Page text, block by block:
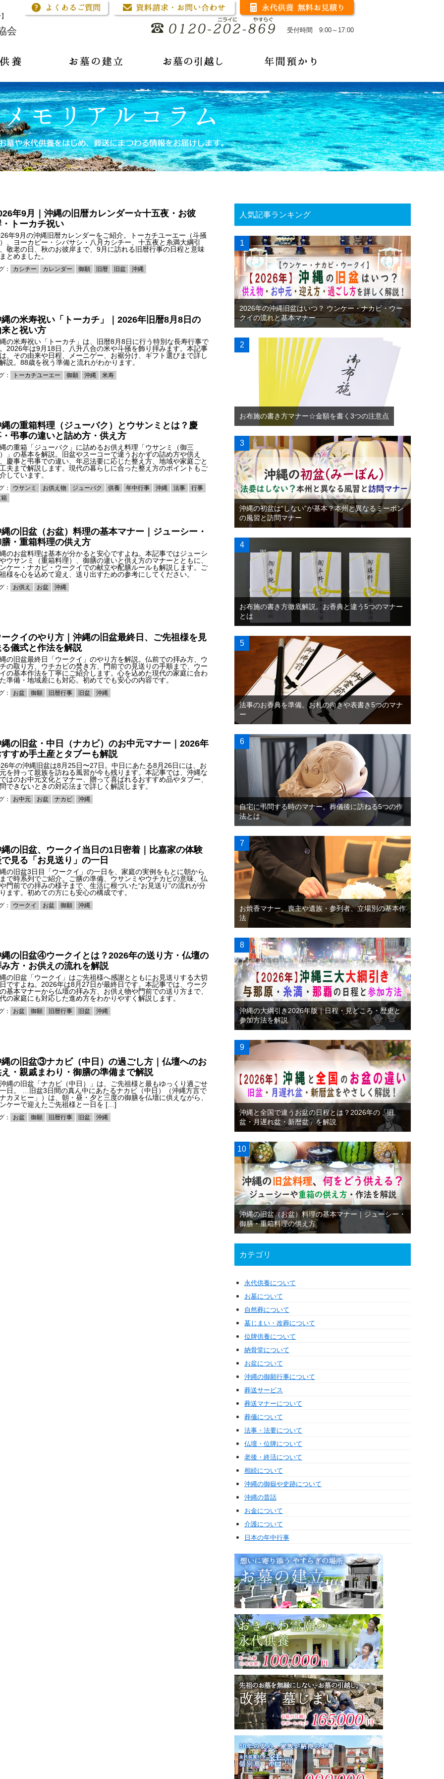
会 受付時間 9:00～17:00
年9月｜沖縄の旧暦カレンダー☆十五夜・お彼
トーカチ祝い
年9月の沖縄旧暦カレンダーをご紹介。トーカチユーエー（斗掻
、ヨーカビー・シバサシ・八月カシチー、十五夜と糸満大綱引
敬老の日、秋のお彼岸まで、9月に訪れる旧暦行事の日程と意味
とめました。
： カシチー カレンダー 御願 旧暦 旧盆 沖縄
の米寿祝い「トーカチ」｜2026年旧暦8月8日の
と祝い方
の米寿祝い「トーカチ」は、旧暦8月8日に行う特別な長寿行事で
2026年は9月18日、八升八合の米や斗掻を飾り拝みます。本記事
、その由来や日程、メーニゲー、お裾分け、ギフト選びまで詳し
説。88歳を祝う準備と流れがわかります。
： トーカチユーエー 御願 沖縄 米寿
の重箱料理（ジューバク）とウサンミとは？慶
弔事の違いと詰め方・供え方
の重箱「ジューバク」に詰めるお供え料理「ウサンミ（御三
」の基本を解説。旧盆やスーコーで違うおかずの詰め方や供え
慶事と弔事での違い、年忌法要に応じた整え方、地域や家庭ごと
夫まで解説します。現代の暮らしに合った整え方のポイントもご
しています。
： ウサンミ お供え物 ジューバク 供養 年中行事 沖縄 法事
行事
の旧盆（お盆）料理の基本マナー｜ジューシー・
・重箱料理の供え方
のお盆料理は基本が分かると安心ですよね。本記事ではジューシ
ウサンミ（重箱料理）、御膳の違いと供え方のマナーとともに、
ケー・ナカビ・ウークイでの献立や配膳ルールも解説します。ご
様を心を込めて迎え、送り出すための参考にしてください。
： お供え お盆 沖縄
クイのやり方｜沖縄の旧盆最終日、ご先祖様を見
儀式と作法を解説
の旧盆最終日「ウークイ」のやり方を解説。仏前での拝み方、ウ
の取り方、ウチカビの焚き方、門前での見送りの手順まで、ウー
の基本作法を丁寧にご紹介します。心を込めた現代の家庭に合わ
準備・地域差にも対応。初めてでも安心の内容です。
： お盆 御願 旧暦行事 旧盆 沖縄
の旧盆・中日（ナカビ）のお中元マナー｜2026年
すめ手土産とタブーも解説
年の沖縄旧盆は8月25日〜27日。中日にあたる8月26日には、お
を持って親族を訪ねる風習が今も残ります。本記事では、沖縄な
はのお中元文化とマナー、贈って喜ばれるおすすめ品やタブー、
できないときの対応法まで詳しく解説します。
： お中元 お盆 ナカビ 沖縄
の旧盆、ウークイ当日の1日密着｜比嘉家の体験
見る「お見送り」の一日
の旧盆3日目「ウークイ」の一日を、家庭の実例をもとに朝から
で時系列でご紹介。ご膳の準備、ウサンミやウチカビの意味、仏
門前での拝みの様子まで、生活に根づいた“お見送り”の流れが分
ます。初めての方にも安心の構成です。
： ウークイ お盆 御願 沖縄
の旧盆④ウークイとは？2026年の送り方・仏壇の
方・お供えの流れを解説
の旧盆「ウークイ」はご先祖様へ感謝とともにお見送りする大切
ですよね。2026年は8月27日が最終日です。本記事では、ウーク
基本マナーから仏壇の拝み方、お供え物や門前での送り方まで、
の家庭にも対応した進め方をわかりやすく解説します。
： お盆 御願 旧暦行事 旧盆 沖縄
の旧盆③ナカビ（中日）の過ごし方｜仏壇へのお
・親戚まわり・御膳の準備まで解説
縄の旧盆「ナカビ（中日）」は、ご先祖様と最もゆっくり過ごせ
日。 …旧盆3日間の真ん中にあたるナカビ（中日）（沖縄方言で
カヌヒー」）は、朝・昼・夕と三度の御膳を仏壇に供えながら、
ケーで迎えたご先祖様と一日を […]
： お盆 御願 旧暦行事 旧盆 沖縄
人気記事ランキング
2026年の沖縄旧盆はいつ？ ウンケー・ナカビ・ウー
クイの流れと基本マナー
お布施の書き方マナー☆金額を書く3つの注意点
沖縄の初盆は“しない”が基本？本州と異なるミーボン
の風習と訪問マナー
お布施の書き方徹底解説。お香典と違う5つのマナー
とは
法事のお香典を準備。お札の向きや表書き5つのマナ
ー
自宅に弔問する時のマナー。葬儀後に訪ねる5つの作
法とは
お焼香マナー。喪主や遺族・参列者、立場別の基本作
法
沖縄の大綱引き2026年版｜日程・見どころ・歴史と
参加方法を解説
沖縄と全国で違うお盆の日程とは？2026年の「旧
盆・月遅れ盆・新暦盆」を解説
沖縄の旧盆（お盆）料理の基本マナー｜ジューシー・
御膳・重箱料理の供え方
カテゴリ
永代供養について
お墓について
自然葬について
墓じまい・改葬について
位牌供養について
納骨堂について
お盆について
沖縄の御願行事について
葬送サービス
葬送マナーについて
葬儀について
法事・法要について
仏壇・位牌について
老後・終活について
相続について
沖縄の御嶽や史跡について
沖縄の昔話
お金について
介護について
日本の年中行事